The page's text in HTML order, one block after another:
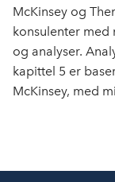
McKinsey og
konsulenter
og analyser.
kapittel 5 er
McKinsey, med